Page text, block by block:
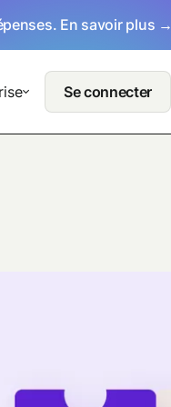
En savoir plus →
Se connecter